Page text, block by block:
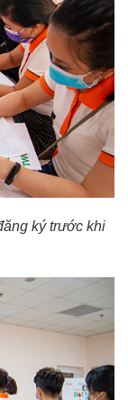
ký trước khi